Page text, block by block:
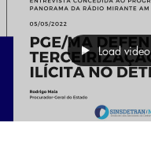
Load video